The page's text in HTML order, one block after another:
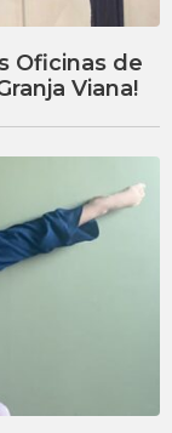
Oficinas de
Viana!